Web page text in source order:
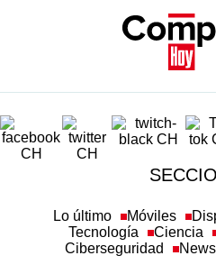
Lo último Móviles
Tecnología
Ciencia
Ciberseguridad